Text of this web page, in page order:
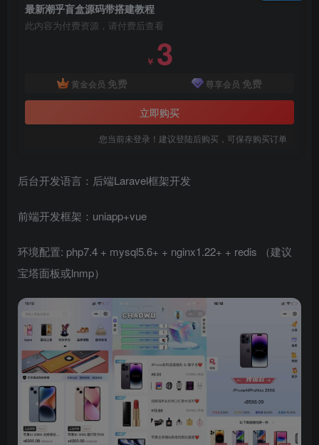
最新潮乎盲盒源码带搭建教程
此内容为付费资源，请付费后查看
￥ 3
黄金会员 免费 尊享会员 免费
立即购买
您当前未登录！建议登陆后购买，可保存购买订单
后台开发语言：后端Laravel框架开发
前端开发框架：uniapp+vue
环境配置: php7.4 + mysql5.6+ + nginx1.22+ + redis （建议
宝塔面板或lnmp）